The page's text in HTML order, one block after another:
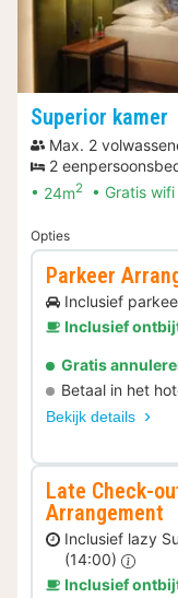
Superior kamer
Max. 2
2
24m2 Gratis wifi
Opties
Parkeer
Inclusief
Inclusief
Gratis
Betaal in het
Bekijk details
Late Check-
Arrangement
Inclusief lazy
(14:00)
Inclusief